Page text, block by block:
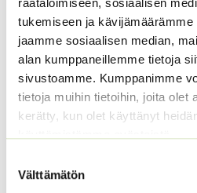
räätälöimiseen, sosiaalisen
tukemiseen ja
jaamme sosiaalisen median,
alan kumppaneillemme tietoja
sivustoamme. Kumppanimme
tietoja muihin tietoihin, joita olet
kerätty, kun olet käyttänyt
valinta
Välttämätön
Avomaankurkku Lemon
Apple
15,00
Hintaluokka:
3,75 €
-
15,00 €